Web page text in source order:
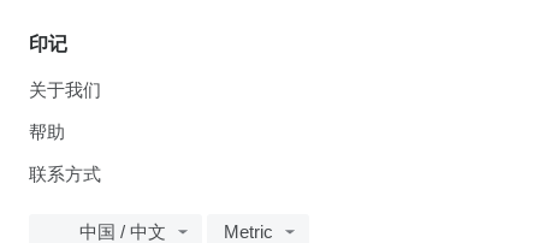
印记
关于我们
帮助
联系方式
中国 / 中文 Metric